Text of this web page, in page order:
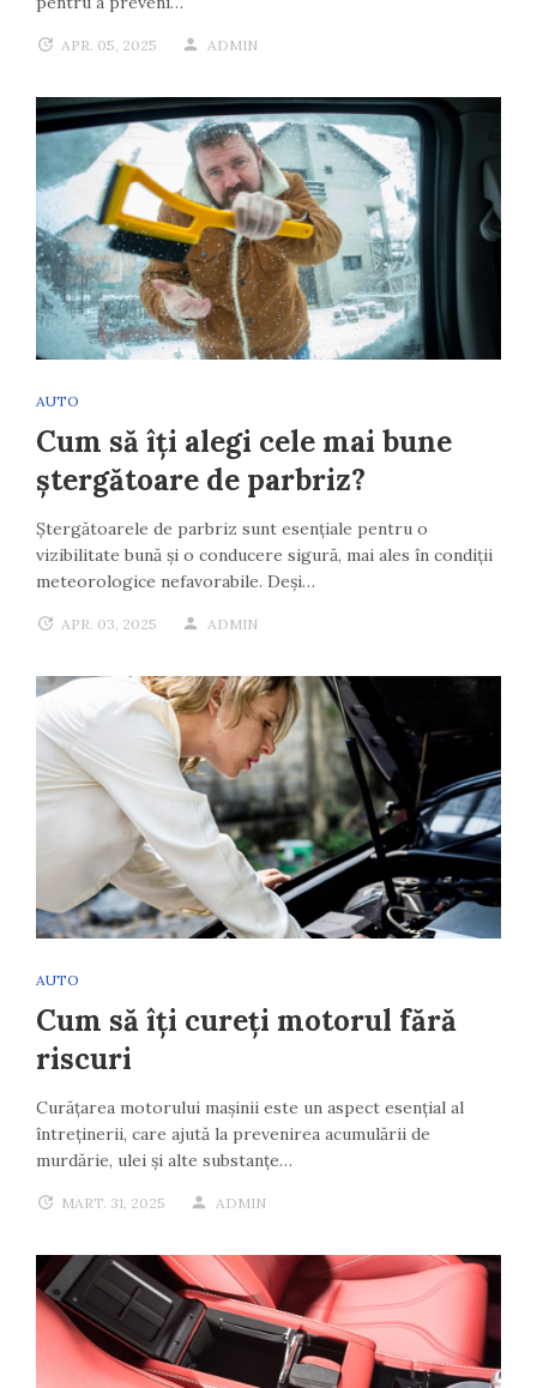
APR. 05, 2025 ADMIN
AUTO
Cum să îți alegi cele mai bune
ștergătoare de parbriz?
Ștergătoarele de parbriz sunt esențiale pentru o
vizibilitate bună și o conducere sigură, mai ales în condiții
meteorologice nefavorabile. Deși…
APR. 03, 2025 ADMIN
AUTO
Cum să îți cureți motorul fără
riscuri
Curățarea motorului mașinii este un aspect esențial al
întreținerii, care ajută la prevenirea acumulării de
murdărie, ulei și alte substanțe…
MART. 31, 2025 ADMIN